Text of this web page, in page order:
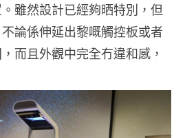
雖然設計已經夠晒特別，但
論係伸延出黎嘅觸控板或者
而且外觀中完全冇違和感，